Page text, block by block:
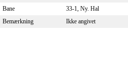
Bane
33-1, Ny. Hal
Bemærkning
Ikke angivet